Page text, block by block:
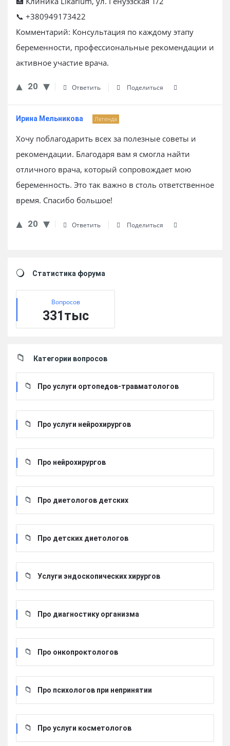
📞 +380949173422
Комментарий: Консультация по каждому этапу
беременности, профессиональные рекомендации и
активное участие врача.
20 Ответить Поделиться
Ирина Мельникова Легенда
Хочу поблагодарить всех за полезные советы и
рекомендации. Благодаря вам я смогла найти
отличного врача, который сопровождает мою
беременность. Это так важно в столь ответственное
время. Спасибо большое!
20 Ответить Поделиться
Статистика форума
Вопросов
331тыс
Категории вопросов
Про услуги ортопедов-травматологов
Про услуги нейрохирургов
Про нейрохирургов
Про диетологов детских
Про детских диетологов
Услуги эндоскопических хирургов
Про диагностику организма
Про онкопроктологов
Про психологов при непринятии
Про услуги косметологов